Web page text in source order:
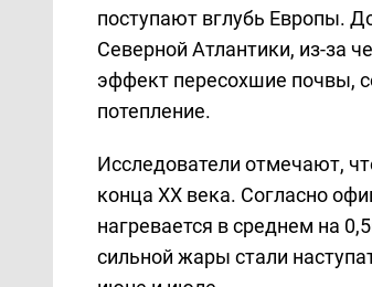
поступают вглубь Европы.
Северной Атлантики, из-за
эффект пересохшие почвы,
потепление.
Исследователи отмечают,
конца XX века. Согласно
нагревается в среднем на
сильной жары стали